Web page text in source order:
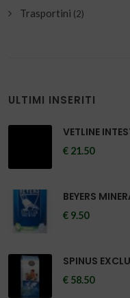
Trasportini (2)
ULTIMI INSERITI
VETLINE
€ 21.50
BEYERS
€ 9.50
SPINUS
€ 58.50